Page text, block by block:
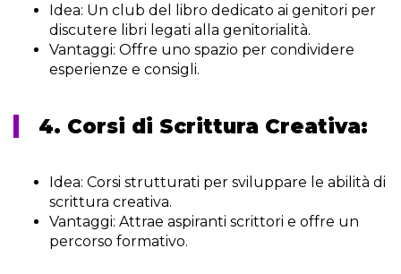
Idea: Un club del libro dedicato ai genitori per
discutere libri legati alla genitorialità.
Vantaggi: Offre uno spazio per condividere
esperienze e consigli.
4. Corsi di Scrittura Creativa:
Idea: Corsi strutturati per sviluppare le abilità di
scrittura creativa.
Vantaggi: Attrae aspiranti scrittori e offre un
percorso formativo.